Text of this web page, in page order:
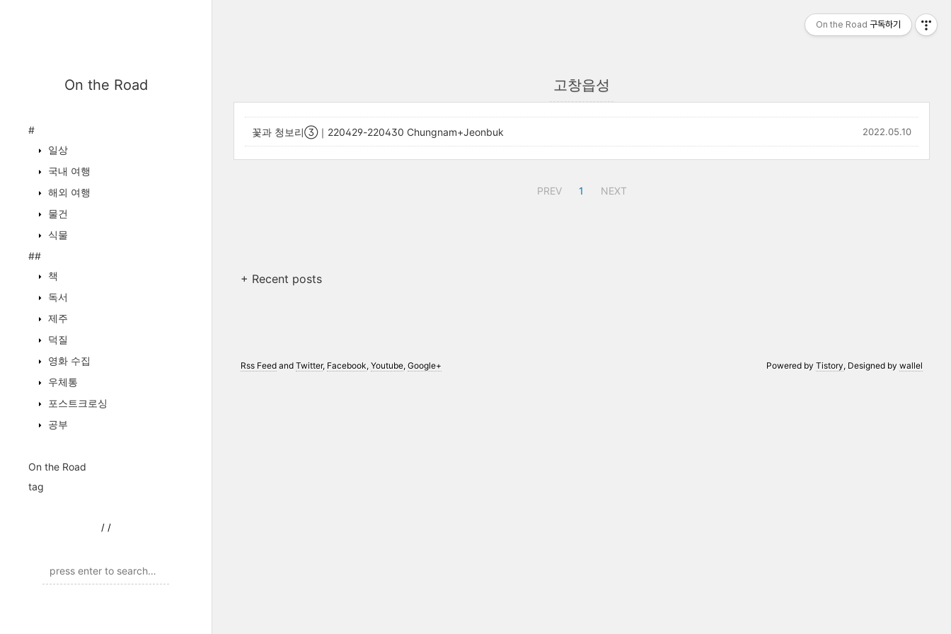
On the Road
#
일상
국내 여행
해외 여행
물건
식물
##
책
독서
제주
덕질
영화 수집
우체통
포스트크로싱
공부
On the Road
tag
/ /
고창읍성
꽃과 청보리③｜220429-220430 Chungnam+Jeonbuk 2022.05.10
PREV 1 NEXT
+ Recent posts
Powered byTistory, Designed bywallel
Rss Feedand Twitter, Facebook, Youtube, Google+
On the Road 구독하기